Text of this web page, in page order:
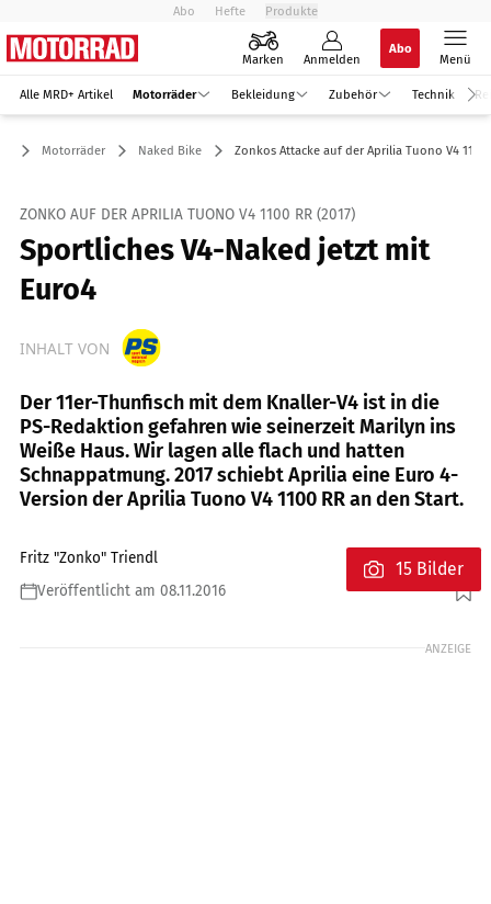
Abo Hefte Produkte
Marken Anmelden
Abo
Menü
Alle MRD+ Artikel Motorräder Bekleidung Zubehör Technik
Motorräder Naked Bike Zonkos Attacke auf der Aprilia Tuono V4 1100
ZONKO AUF DER APRILIA TUONO V4 1100 RR (2017)
Sportliches V4-Naked jetzt mit
Euro4
INHALT VON
Der 11er-Thunfisch mit dem Knaller-V4 ist in die
PS-Redaktion gefahren wie seinerzeit Marilyn ins
Weiße Haus. Wir lagen alle flach und hatten
Schnappatmung. 2017 schiebt Aprilia eine Euro 4-
Version der Aprilia Tuono V4 1100 RR an den Start.
Fritz "Zonko" Triendl
Veröffentlicht am 08.11.2016
Foto: Foto: andreasriedmann.at
15 Bilder
ANZEIGE